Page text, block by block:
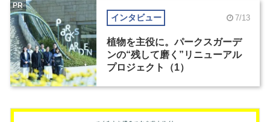
インタビュー 7/13
植物を主役に。パークスガーデ
ンの“残して磨く”リニューアル
プロジェクト（1）
PR